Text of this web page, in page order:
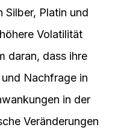
Silber, Platin und
Volatilität
daran, dass ihre
Nachfrage in
in der
Veränderungen